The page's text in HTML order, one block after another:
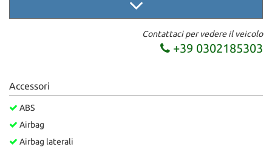
Contattaci per vedere il veicolo
+39 0302185303
Accessori
ABS
Airbag
Airbag laterali